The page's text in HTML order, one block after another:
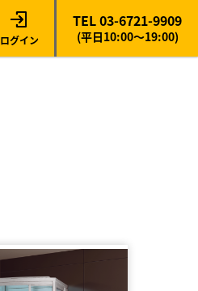
ログイン
TEL 03-6721-9909
(平日10:00～19:00)